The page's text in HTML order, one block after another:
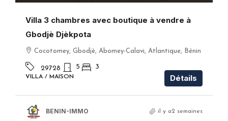
Villa 3 chambres avec boutique à vendre à
Gbodjè Djèkpota
Cocotomey, Gbodjè, Abomey-Calavi, Atlantique, Bénin
29728 5 3
VILLA / MAISON Détails
BENIN-IMMO il y a2 semaines